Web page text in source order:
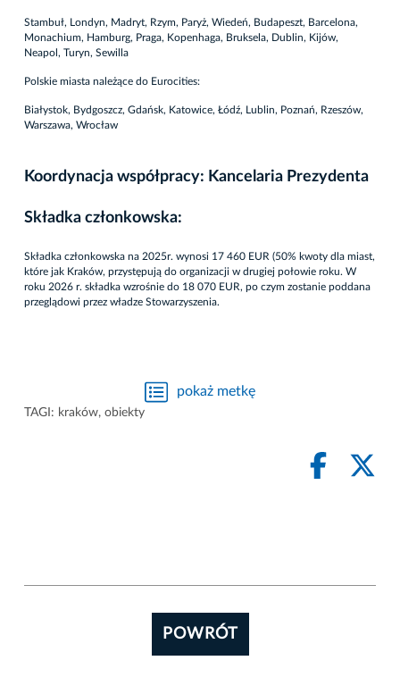
Stambuł, Londyn, Madryt, Rzym, Paryż, Wiedeń, Budapeszt, Barcelona,
Monachium, Hamburg, Praga, Kopenhaga, Bruksela, Dublin, Kijów,
Neapol, Turyn, Sewilla
Polskie miasta należące do Eurocities:
Białystok, Bydgoszcz, Gdańsk, Katowice, Łódź, Lublin, Poznań, Rzeszów,
Warszawa, Wrocław
Koordynacja współpracy: Kancelaria Prezydenta
Składka członkowska:
Składka członkowska na 2025r. wynosi 17 460 EUR (50% kwoty dla miast,
które jak Kraków, przystępują do organizacji w drugiej połowie roku. W
roku 2026 r. składka wzrośnie do 18 070 EUR, po czym zostanie poddana
przeglądowi przez władze Stowarzyszenia.
pokaż metkę
TAGI: kraków, obiekty
POWRÓT